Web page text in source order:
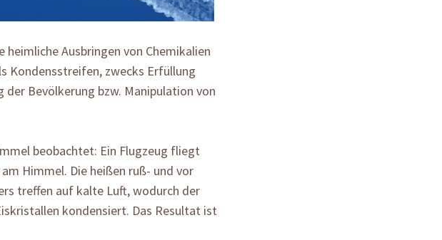
Ausbringen von Chemikalien
Kondensstreifen, zwecks Erfüllung
Bevölkerung bzw. Manipulation von
beobachtet: Ein Flugzeug fliegt
Himmel. Die heißen ruß- und vor
treffen auf kalte Luft, wodurch der
kondensiert. Das Resultat ist